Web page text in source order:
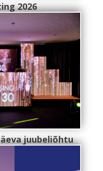
2026
juubeliõhtu